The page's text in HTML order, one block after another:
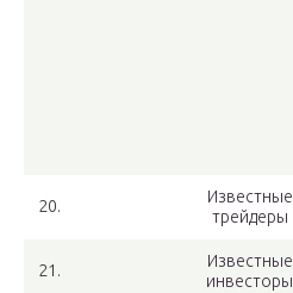
20.
Известные
трейдеры
21.
Известные
инвесторы